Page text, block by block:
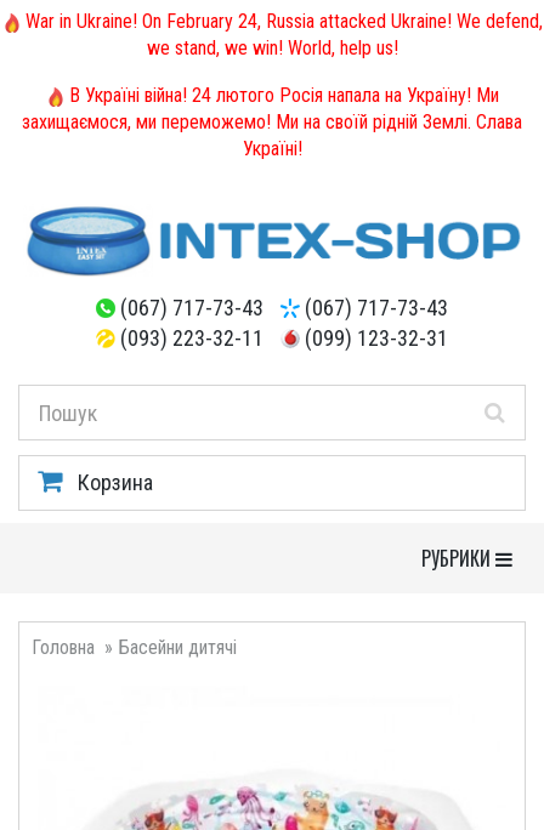
War in Ukraine! On February 24, Russia attacked Ukraine! We defend,
we stand, we win! World, help us!
В Україні війна! 24 лютого Росія напала на Україну! Ми
захищаємося, ми переможемо! Ми на своїй рідній Землі. Слава
Україні!
(067) 717-73-43
(067) 717-73-43
(093) 223-32-11
(099) 123-32-31
Корзина
Toggle
РУБРИКИ
Головна Басейни дитячі